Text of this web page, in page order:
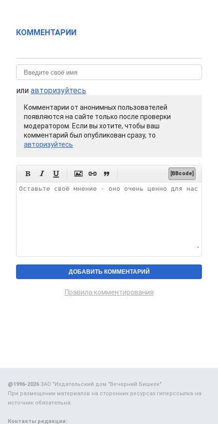
КОММЕНТАРИИ
или авторизуйтесь
Комментарии от анонимных пользователей
появляются на сайте только после проверки
модератором. Если вы хотите, чтобы ваш
комментарий был опубликован сразу, то
авторизуйтесь
      [BBcode]
Правила комментирования
@1996-2026ЗАО "Издательский дом "Вечерний Бишкек"
При размещении материалов на сторонних ресурсах гиперссылка на
источник обязательна.
Контакты редакции: